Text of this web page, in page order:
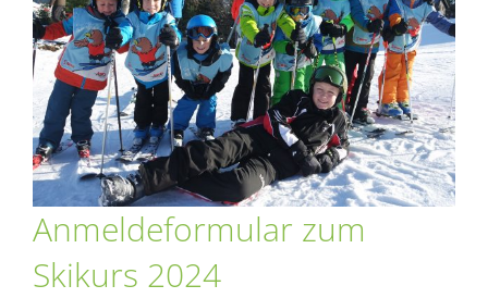
Anmeldeformular zum
Skikurs 2024